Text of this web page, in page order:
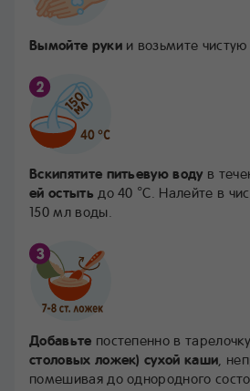
Вымойте рукии возьмите чистую
Вскипятите питьевую воду в
ей остыть до 40 °С. Налейте в
150 мл воды.
Добавьте постепенно в
столовых ложек) сухой каши,
помешивая до однородного